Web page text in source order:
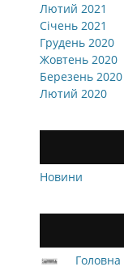
Лютий 2021
Січень 2021
Грудень 2020
Жовтень 2020
Березень 2020
Лютий 2020
Новини
Головна